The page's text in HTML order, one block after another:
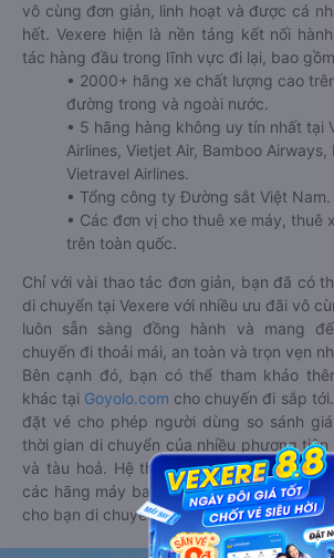
vô cùng đơn giản, linh hoạt và được cá
hết. Vexere hiện là nền tảng kết nối
tác hàng đầu trong lĩnh vực đi lại, bao
• 2000+ hãng xe chất lượng cao
đường trong và ngoài nước.
• 5 hãng hàng không uy tín nhất tại
Airlines, Vietjet Air, Bamboo
Vietravel Airlines.
• Tổng công ty Đường sắt Việt Nam.
• Các đơn vị cho thuê xe máy, thuê
trên toàn quốc.
Chỉ với vài thao tác đơn giản, bạn đã có
di chuyển tại Vexere với nhiều ưu đãi vô
luôn sẵn sàng đồng hành và mang
chuyến đi thoải mái, an toàn và trọn vẹn
Bên cạnh đó, bạn có thể tham khảo
khác tại Goyolo.com cho chuyến đi sắp
đặt vé cho phép người dùng so sánh
thời gian di chuyển của nhiều phương
và tàu hoả. Hệ thống của Goyolo được
các hãng máy bay, xe khách và tàu hoả,
cho bạn di chuyển.